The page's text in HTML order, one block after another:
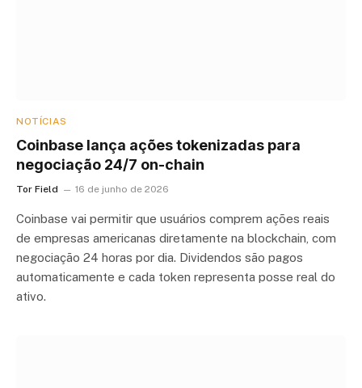
NOTÍCIAS
Coinbase lança ações tokenizadas para
negociação 24/7 on-chain
Tor Field 16 de junho de 2026
Coinbase vai permitir que usuários comprem ações reais
de empresas americanas diretamente na blockchain, com
negociação 24 horas por dia. Dividendos são pagos
automaticamente e cada token representa posse real do
ativo.